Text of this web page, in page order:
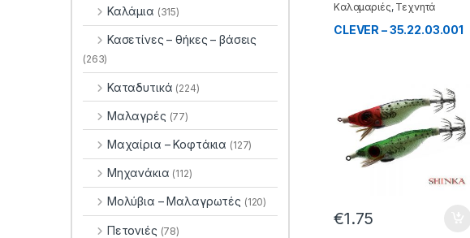
Καλαμαριές, Τεχνητά
δολώματα
CLEVER – 35.22.03.001
€1.75
Καλάμια (315)
Κασετίνες – θήκες – βάσεις
(263)
Καταδυτικά (224)
Μαλαγρές (77)
Μαχαίρια – Κοφτάκια (127)
Μηχανάκια (112)
Μολύβια – Μαλαγρωτές (120)
Πετονιές (78)